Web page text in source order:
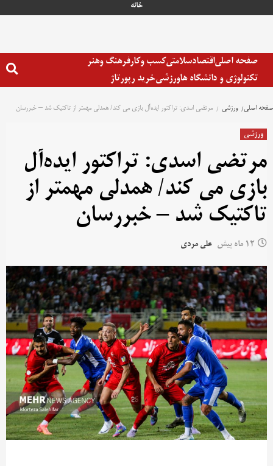
خانه
صفحه اصلیاقتصادسلامتیکسب وکارفرهنگ وهنر
تکنولوژی و دانشگاه هاورزشیخرید رپورتاژ
صفحه اصلی ورزشی مرتضی اسدی: تراکتور ایده‌آل بازی می کند/ همدلی مهمتر از تاکتیک شد – خبررسان
ورزشی
مرتضی اسدی: تراکتور ایده‌آل
بازی می کند/ همدلی مهمتر از
تاکتیک شد – خبررسان
12 ماه پیش علی مردی